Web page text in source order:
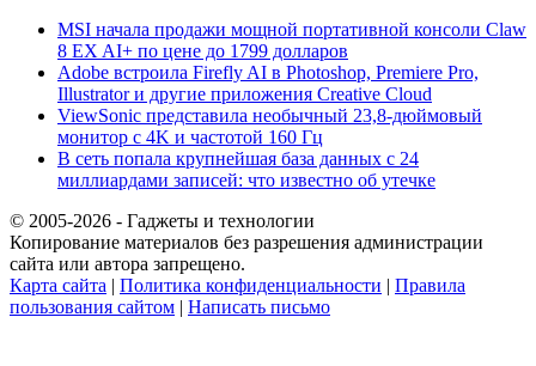
MSI начала продажи мощной портативной консоли Claw
8 EX AI+ по цене до 1799 долларов
Adobe встроила Firefly AI в Photoshop, Premiere Pro,
Illustrator и другие приложения Creative Cloud
ViewSonic представила необычный 23,8-дюймовый
монитор с 4K и частотой 160 Гц
В сеть попала крупнейшая база данных с 24
миллиардами записей: что известно об утечке
© 2005-2026 - Гаджеты и технологии
Копирование материалов без разрешения администрации
сайта или автора запрещено.
Карта сайта | Политика конфиденциальности | Правила
пользования сайтом | Написать письмо